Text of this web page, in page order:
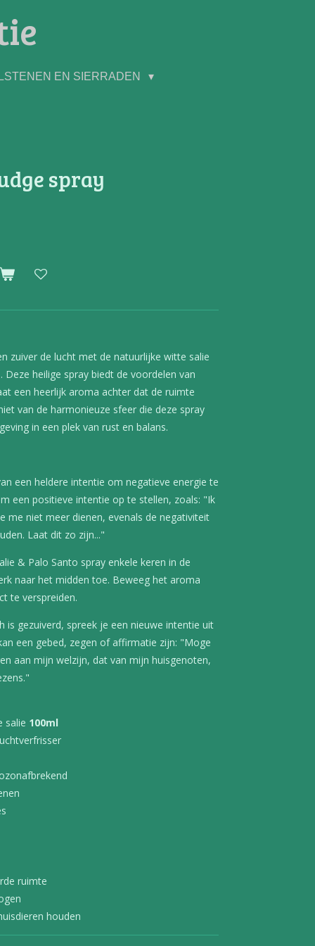
EN SIERRADEN
spray
zuiver de lucht met de natuurlijke witte salie
heilige spray biedt de voordelen van
een heerlijk aroma achter dat de ruimte
van de harmonieuze sfeer die deze spray
in een plek van rust en balans.
een heldere intentie om negatieve energie te
een positieve intentie op te stellen, zoals: "Ik
me niet meer dienen, evenals de negativiteit
Laat dit zo zijn..."
& Palo Santo spray enkele keren in de
naar het midden toe. Beweeg het aroma
te verspreiden.
is gezuiverd, spreek je een nieuwe intentie uit
een gebed, zegen of affirmatie zijn: "Moge
aan mijn welzijn, dat van mijn huisgenoten,
salie 100ml
ruimte
houden